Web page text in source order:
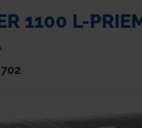
1100 L-